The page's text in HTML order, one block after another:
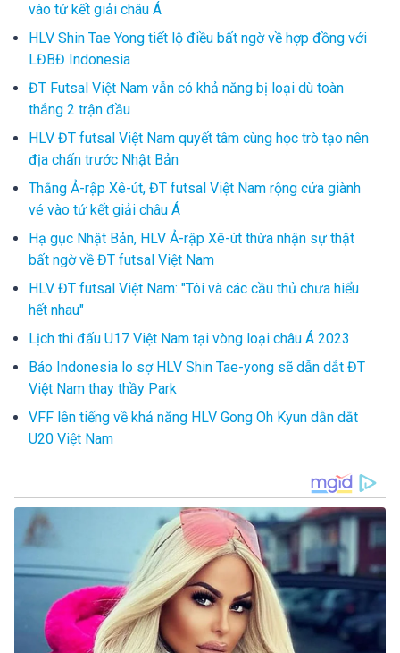
vào tứ kết giải châu Á
HLV Shin Tae Yong tiết lộ điều bất ngờ về hợp đồng với
LĐBĐ Indonesia
ĐT Futsal Việt Nam vẫn có khả năng bị loại dù toàn
thắng 2 trận đầu
HLV ĐT futsal Việt Nam quyết tâm cùng học trò tạo nên
địa chấn trước Nhật Bản
Thắng Ả-rập Xê-út, ĐT futsal Việt Nam rộng cửa giành
vé vào tứ kết giải châu Á
Hạ gục Nhật Bản, HLV Ả-rập Xê-út thừa nhận sự thật
bất ngờ về ĐT futsal Việt Nam
HLV ĐT futsal Việt Nam: "Tôi và các cầu thủ chưa hiểu
hết nhau"
Lịch thi đấu U17 Việt Nam tại vòng loại châu Á 2023
Báo Indonesia lo sợ HLV Shin Tae-yong sẽ dẫn dắt ĐT
Việt Nam thay thầy Park
VFF lên tiếng về khả năng HLV Gong Oh Kyun dẫn dắt
U20 Việt Nam